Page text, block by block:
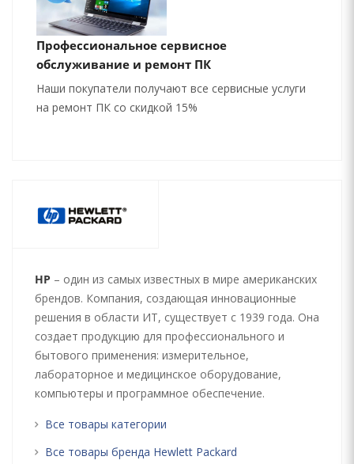
Профессиональное сервисное
обслуживание и ремонт ПК
Наши покупатели получают все сервисные услуги
на ремонт ПК со скидкой 15%
HP – один из самых известных в мире американских
брендов. Компания, создающая инновационные
решения в области ИТ, существует с 1939 года. Она
создает продукцию для профессионального и
бытового применения: измерительное,
лабораторное и медицинское оборудование,
компьютеры и программное обеспечение.
Все товары категории
Все товары бренда Hewlett Packard